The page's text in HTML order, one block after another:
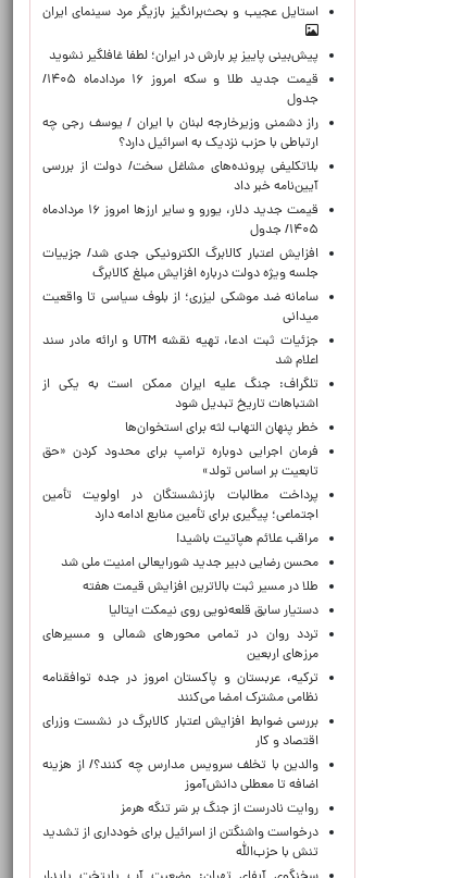
استایل عجیب و بحث‌برانگیز بازیگر مرد سینمای ایران
پیش‌بینی پاییز پر بارش در ایران؛ لطفا غافلگیر نشوید
قیمت جدید طلا و سکه امروز ۱۶ مردادماه ۱۴۰۵/
جدول
راز دشمنی وزیرخارجه لبنان با ایران / یوسف رجی چه
ارتباطی با حزب نزدیک به اسرائیل دارد؟
بلاتکلیفی پرونده‌های مشاغل سخت/ دولت از بررسی
آیین‌نامه خبر داد
قیمت جدید دلار، یورو و سایر ارزها امروز ۱۶ مردادماه
۱۴۰۵/ جدول
افزایش اعتبار کالابرگ الکترونیکی جدی شد/ جزییات
جلسه ویژه دولت درباره افزایش مبلغ کالابرگ
سامانه ضد موشکی لیزری؛ از بلوف سیاسی تا واقعیت
میدانی
جزئیات ثبت ادعا، تهیه نقشه UTM و ارائه مادر سند
اعلام شد
تلگراف: جنگ علیه ایران ممکن است به یکی از
اشتباهات تاریخ تبدیل شود
خطر پنهان التهاب لثه برای استخوان‌ها
فرمان اجرایی دوباره ترامپ برای محدود کردن «حق
تابعیت بر اساس تولد»
پرداخت مطالبات بازنشستگان در اولویت تأمین
اجتماعی؛ پیگیری برای تأمین منابع ادامه دارد
مراقب علائم هپاتیت باشید!
محسن رضایی دبیر جدید شورایعالی امنیت ملی شد
طلا در مسیر ثبت بالاترین افزایش قیمت هفته
دستیار سابق قلعه‌نویی روی نیمکت ایتالیا
تردد روان در تمامی محورهای شمالی و مسیرهای
مرزهای اربعین
ترکیه، عربستان و پاکستان امروز در جده توافقنامه
نظامی مشترک امضا می‌کنند
بررسی ضوابط افزایش اعتبار کالابرگ در نشست وزرای
اقتصاد و کار
والدین با تخلف سرویس مدارس چه کنند؟/ از هزینه
اضافه تا معطلی دانش‌آموز
روایت نادرست از جنگ بر سَر تنگه هرمز
درخواست واشنگتن از اسرائیل برای خودداری از تشدید
تنش با حزب‌الله